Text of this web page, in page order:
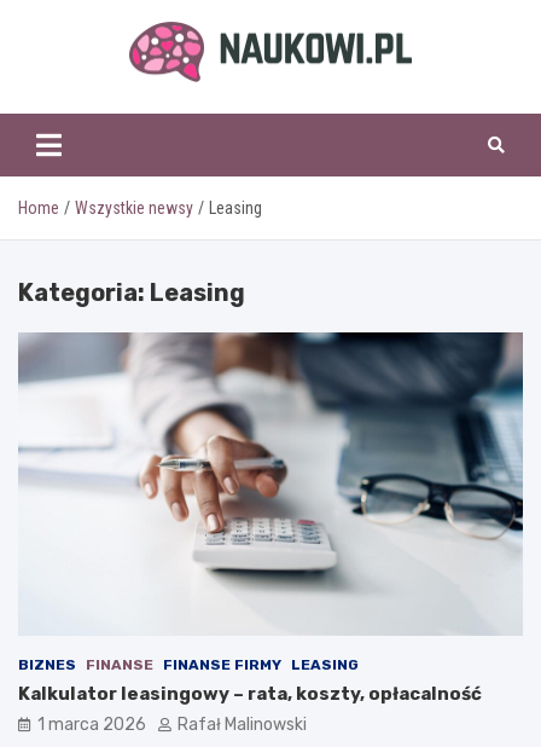
naukowi.pl
Home Wszystkie newsy Leasing
Kategoria: Leasing
BIZNES FINANSE FINANSE FIRMY LEASING
Kalkulator leasingowy – rata, koszty, opłacalność
1 marca 2026 Rafał Malinowski